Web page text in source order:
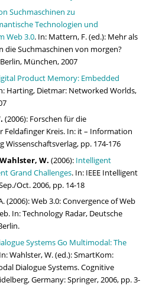
Suchmaschinen zu
Technologien und
Web 3.0. In: Mattern, F. (ed.): Mehr als
die Suchmaschinen von morgen?
München, 2007
Product Memory: Embedded
Harting, Dietmar: Networked Worlds,
(2006): Forschen für die
Feldafinger Kreis. In: it – Information
Wissenschaftsverlag, pp. 174-176
Wahlster, W. (2006): Intelligent
Grand Challenges. In: IEEE Intelligent
Oct. 2006, pp. 14-18
(2006): Web 3.0: Convergence of Web
In: Technology Radar, Deutsche
Systems Go Multimodal: The
In: Wahlster, W. (ed.): SmartKom:
Dialogue Systems. Cognitive
Germany: Springer, 2006, pp. 3-